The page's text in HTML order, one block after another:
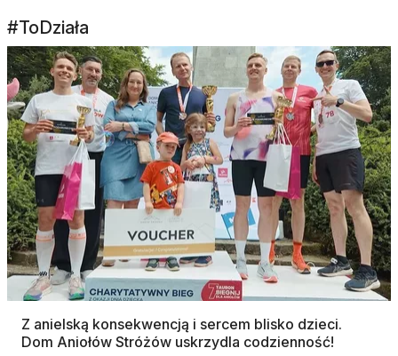
#ToDziała
Z anielską konsekwencją i sercem blisko dzieci.
Dom Aniołów Stróżów uskrzydla codzienność!